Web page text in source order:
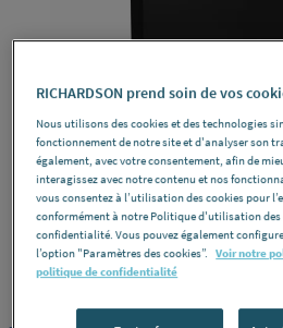
ROCHLING REF :
RICHARDSON prend soin de vos
Nous utilisons des cookies et des technologies
fonctionnement de notre site et d'analyser son
également, avec votre consentement, afin de
interagissez avec notre contenu et nos
vous consentez à l’utilisation des cookies pour
conformément à notre Politique d'utilisation des
confidentialité. Vous pouvez également
l’option "Paramètres des cookies”. Voir notre
politique de confidentialité